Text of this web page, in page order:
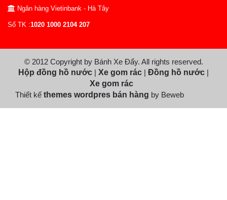
Ngân hàng Vietinbank - Hà Tây
Số TK :1020 1000 2104 207
© 2012 Copyright by Bánh Xe Đẩy. All rights reserved.
Hộp đồng hồ nước | Xe gom rác | Đồng hồ nước |
Xe gom rác
Thiết kế themes wordpres bán hàng by Beweb